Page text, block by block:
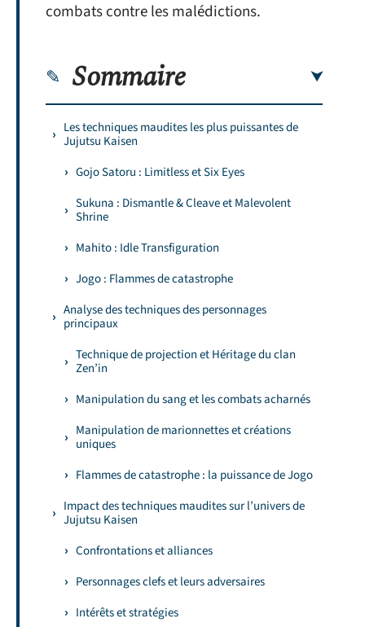
combats contre les malédictions.
Sommaire
Les techniques maudites les plus puissantes de
Jujutsu Kaisen
Gojo Satoru : Limitless et Six Eyes
Sukuna : Dismantle & Cleave et Malevolent
Shrine
Mahito : Idle Transfiguration
Jogo : Flammes de catastrophe
Analyse des techniques des personnages
principaux
Technique de projection et Héritage du clan
Zen’in
Manipulation du sang et les combats acharnés
Manipulation de marionnettes et créations
uniques
Flammes de catastrophe : la puissance de Jogo
Impact des techniques maudites sur l’univers de
Jujutsu Kaisen
Confrontations et alliances
Personnages clefs et leurs adversaires
Intérêts et stratégies